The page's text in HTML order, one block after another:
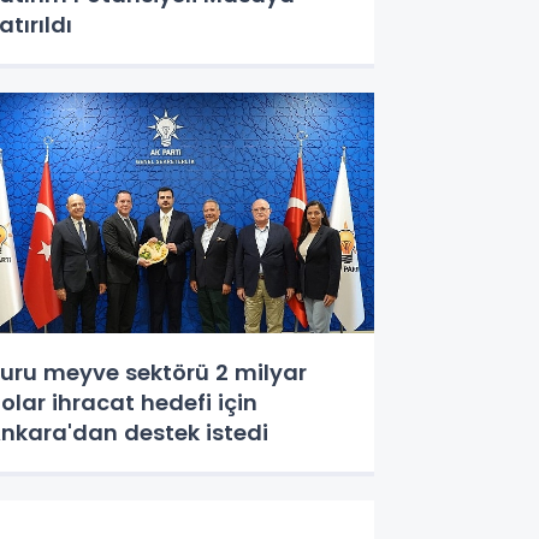
meyve sektörü 2 milyar
ihracat hedefi için
destek istedi